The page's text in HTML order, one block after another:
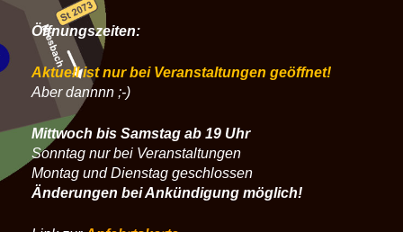
Öffnungszeiten:
Aktuell ist nur bei Veranstaltungen geöffnet!
Aber dannnn ;-)
Mittwoch bis Samstag ab 19 Uhr
Sonntag nur bei Veranstaltungen
Montag und Dienstag geschlossen
Änderungen bei Ankündigung möglich!